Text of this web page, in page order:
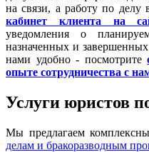
на связи, а работу по делу
кабинет клиента на
уведомления о
назначенных и
нами удобно - посмотрите
опыте сотрудничества с
Услуги юристов
Мы предлагаем
делам и бракоразводным